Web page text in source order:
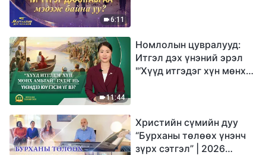
6:11
11:44
Номлолын цувралууд:
Итгэл дэх үнэний эрэл
"‘Хүүд итгэдэг хүн мөнх
Христийн сүмийн дуу
“Бурханы төлөөх үнэнч
зүрх сэтгэл” | 2026